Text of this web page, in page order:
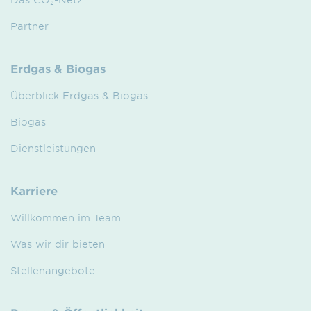
Partner
Erdgas & Biogas
Überblick Erdgas & Biogas
Biogas
Dienstleistungen
Karriere
Willkommen im Team
Was wir dir bieten
Stellenangebote